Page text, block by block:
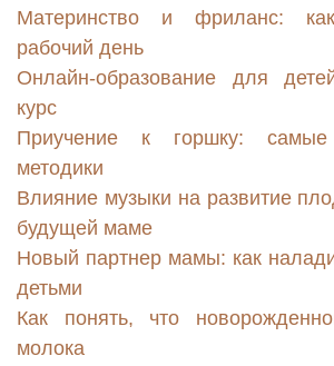
Материнство и фриланс: как
рабочий день
Онлайн-образование для
курс
Приучение к горшку:
методики
Влияние музыки на развитие
будущей маме
Новый партнер мамы: как
детьми
Как понять, что
молока